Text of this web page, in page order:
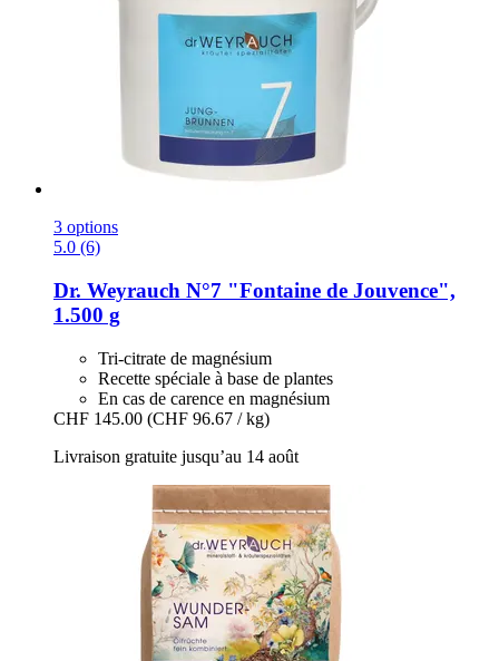
3 options
5.0 (6)
Dr. Weyrauch N°7 "Fontaine de Jouvence",
1.500 g
Tri-citrate de magnésium
Recette spéciale à base de plantes
En cas de carence en magnésium
CHF 145.00 (CHF 96.67 / kg)
Livraison gratuite jusqu’au 14 août